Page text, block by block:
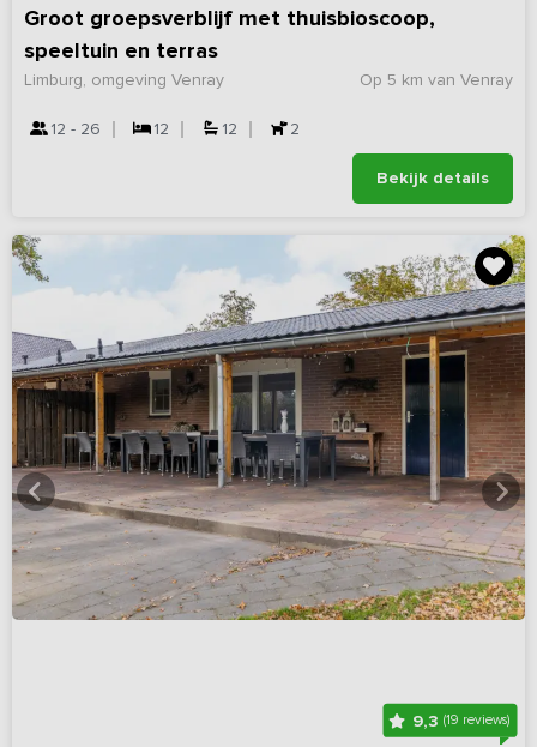
Groot groepsverblijf met thuisbioscoop,
speeltuin en terras
Op 5 km van Venray
Limburg, omgeving Venray
12 - 26 12 12 2
Bekijk details
9,3(19 reviews)